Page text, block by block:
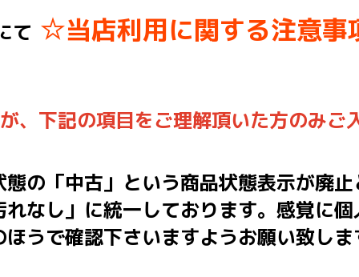
て ☆当店利用に関する注意
、下記の項目をご理解頂いた方のみ
の「中古」という商品状態表示が廃
なし」に統一しております。感覚に
うで確認下さいますようお願い致しま